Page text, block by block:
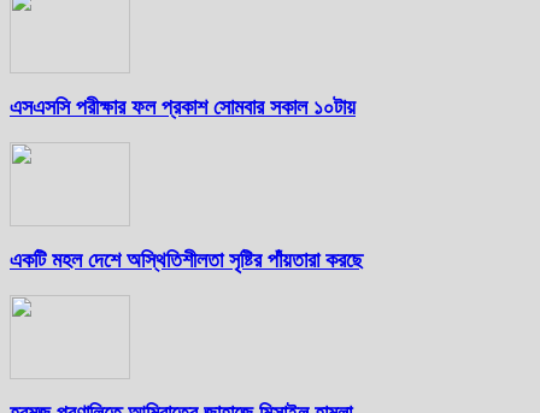
এসএসসি পরীক্ষার ফল প্রকাশ সোমবার সকাল ১০টায়
একটি মহল দেশে অস্থিতিশীলতা সৃষ্টির পাঁয়তারা করছে